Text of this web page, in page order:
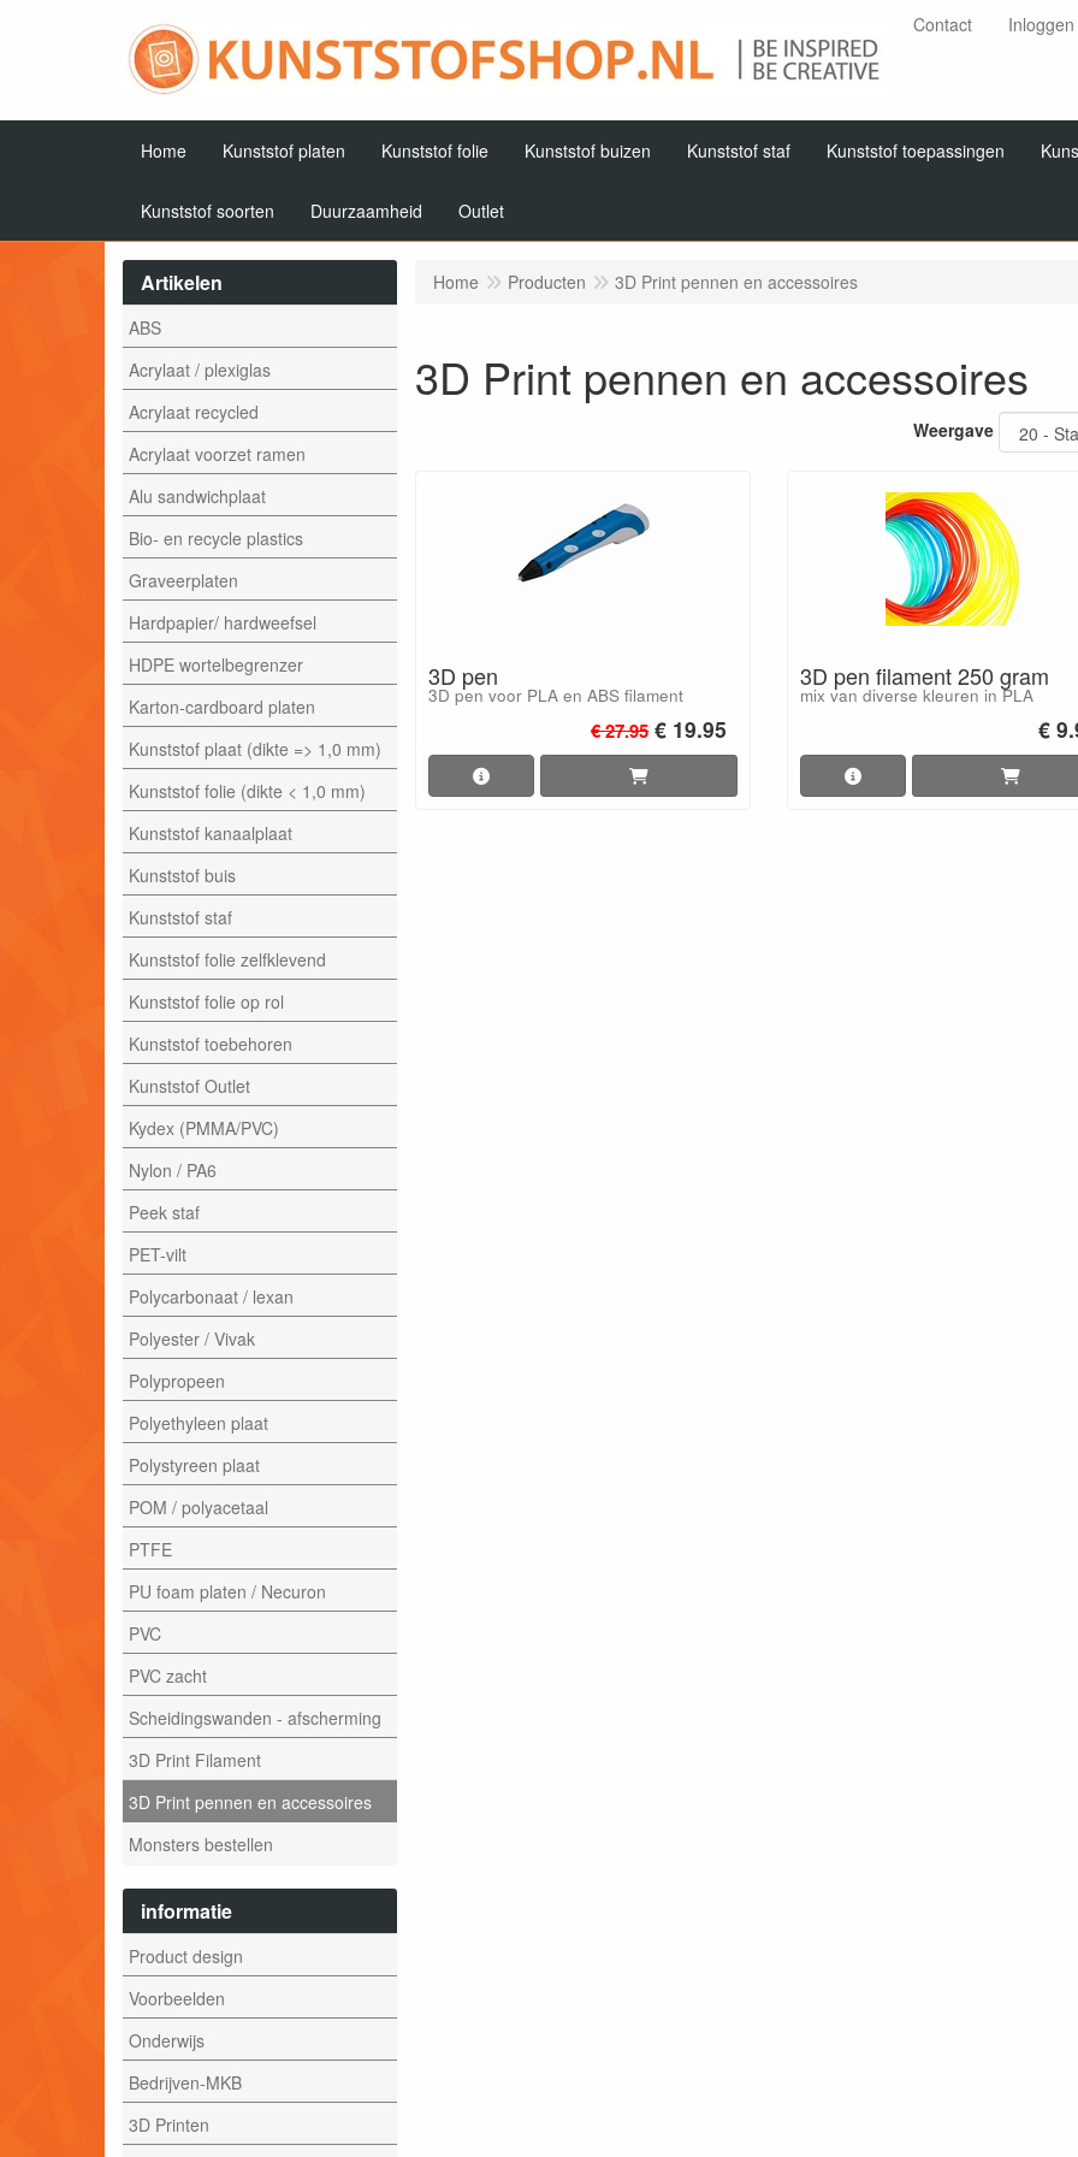
Contact Inloggen
Home Kunststof platen Kunststof folie Kunststof buizen Kunststof staf Kunststof toepassingen
Kunststof soorten Duurzaamheid Outlet
Artikelen
ABS
Acrylaat / plexiglas
Acrylaat recycled
Acrylaat voorzet ramen
Alu sandwichplaat
Bio- en recycle plastics
Graveerplaten
Hardpapier/ hardweefsel
HDPE wortelbegrenzer
Karton-cardboard platen
Kunststof plaat (dikte => 1,0 mm)
Kunststof folie (dikte < 1,0 mm)
Kunststof kanaalplaat
Kunststof buis
Kunststof staf
Kunststof folie zelfklevend
Kunststof folie op rol
Kunststof toebehoren
Kunststof Outlet
Kydex (PMMA/PVC)
Nylon / PA6
Peek staf
PET-vilt
Polycarbonaat / lexan
Polyester / Vivak
Polypropeen
Polyethyleen plaat
Polystyreen plaat
POM / polyacetaal
PTFE
PU foam platen / Necuron
PVC
PVC zacht
Scheidingswanden - afscherming
3D Print Filament
3D Print pennen en accessoires
Monsters bestellen
informatie
Product design
Voorbeelden
Onderwijs
Bedrijven-MKB
3D Printen
Home Producten 3D Print pennen en accessoires
3D Print pennen en accessoires
Weergave
3D pen
3D pen voor PLA en ABS filament
€ 27.95 € 19.95
3D pen filament 250 gram
mix van diverse kleuren in PLA
€